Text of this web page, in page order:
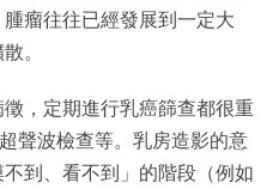
瘤往往已經發展到一定大
。
，定期進行乳癌篩查都很重
聲波檢查等。乳房造影的意
到、看不到」的階段（例如